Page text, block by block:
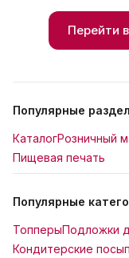
Перейти
Популярные
КаталогРозничный
Пищевая печать
Популярные
ТопперыПодложки
Кондитерские